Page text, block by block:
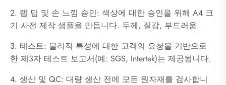
2. 랩 딥 및 손 느낌 승인: 색상에 대한 승인을 위해 A4 크
기 사전 제작 샘플을 만듭니다. 두께, 질감, 부드러움.
3. 테스트: 물리적 특성에 대한 고객의 요청을 기반으로
한 제3자 테스트 보고서(예: SGS, Intertek)는 제공됩니다.
4. 생산 및 QC: 대량 생산 전에 모든 원자재를 검사합니